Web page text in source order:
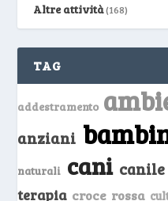
Altre attività(168)
TAG
addestramento
anziani
naturali cani canile
terapia croce rossa